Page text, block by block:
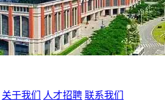
关于我们 人才招聘 联系我们